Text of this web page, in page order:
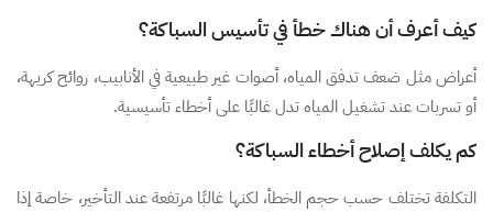
كيف أعرف أن هناك خطأ في تأسيس السباكة؟
أعراض مثل ضعف تدفق المياه، أصوات غير طبيعية في الأنابيب، روائح كريهة،
أو تسربات عند تشغيل المياه تدل غالبًا على أخطاء تأسيسية.
كم يكلف إصلاح أخطاء السباكة؟
التكلفة تختلف حسب حجم الخطأ، لكنها غالبًا مرتفعة عند التأخير، خاصة إذا